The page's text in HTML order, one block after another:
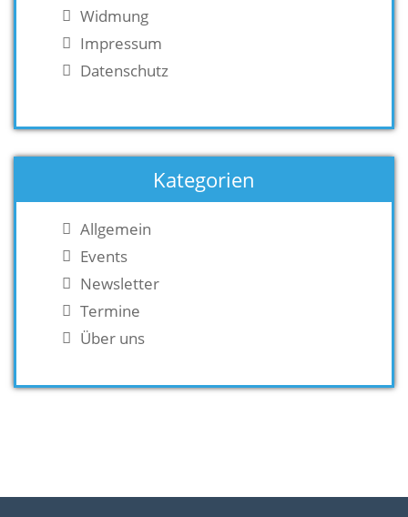
Widmung
Impressum
Datenschutz
Kategorien
Allgemein
Events
Newsletter
Termine
Über uns